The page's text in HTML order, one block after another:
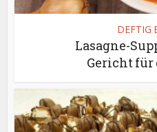
DEFTIG
Lasagne-
Gericht für